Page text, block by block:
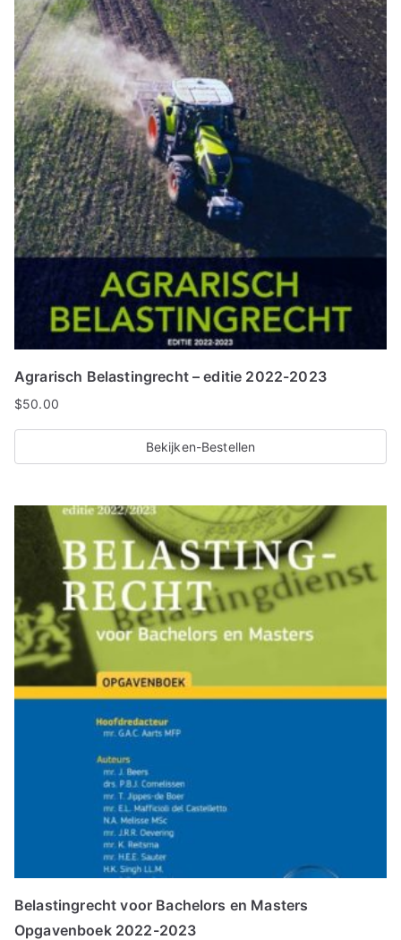
Agrarisch Belastingrecht – editie 2022-2023
$50.00
Bekijken-Bestellen
Belastingrecht voor Bachelors en Masters
Opgavenboek 2022-2023